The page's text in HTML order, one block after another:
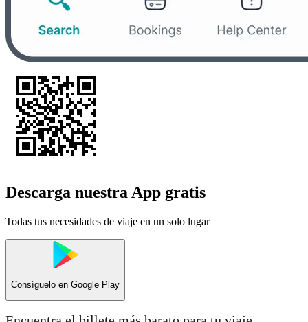
Descarga nuestra App gratis
Todas tus necesidades de viaje en un solo lugar
Consíguelo en Google Play